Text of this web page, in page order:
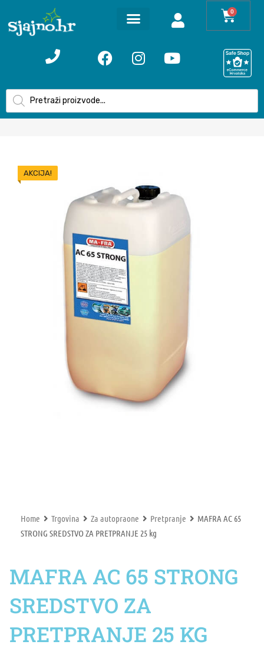
0
Home Trgovina Za autopraone Pretpranje
MAFRA AC 65
STRONG SREDSTVO ZA PRETPRANJE 25 kg
MAFRA AC 65 STRONG
SREDSTVO ZA
PRETPRANJE 25 KG
AKCIJA!